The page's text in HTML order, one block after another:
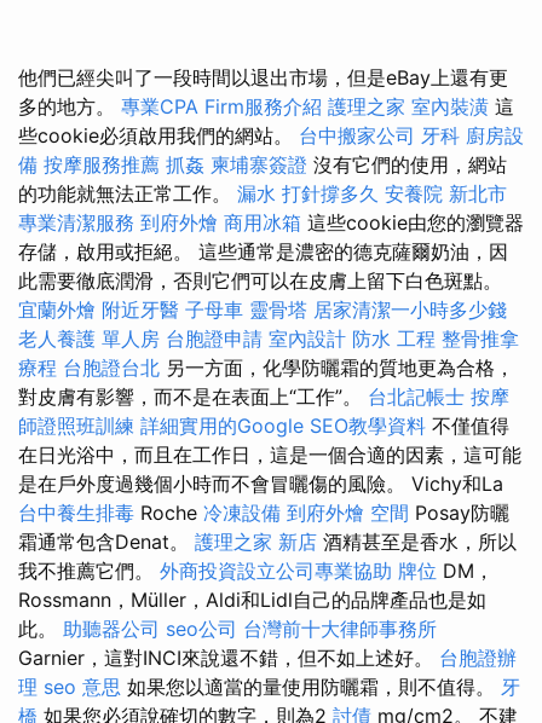
他們已經尖叫了一段時間以退出市場，但是eBay上還有更
多的地方。 專業CPA Firm服務介紹 護理之家 室內裝潢 這
些cookie必須啟用我們的網站。 台中搬家公司 牙科 廚房設
備 按摩服務推薦 抓姦 柬埔寨簽證 沒有它們的使用，網站
的功能就無法正常工作。 漏水 打針撐多久 安養院 新北市
專業清潔服務 到府外燴 商用冰箱 這些cookie由您的瀏覽器
存儲，啟用或拒絕。 這些通常是濃密的德克薩爾奶油，因
此需要徹底潤滑，否則它們可以在皮膚上留下白色斑點。
宜蘭外燴 附近牙醫 子母車 靈骨塔 居家清潔一小時多少錢
老人養護 單人房 台胞證申請 室內設計 防水 工程 整骨推拿
療程 台胞證台北 另一方面，化學防曬霜的質地更為合格，
對皮膚有影響，而不是在表面上“工作”。 台北記帳士 按摩
師證照班訓練 詳細實用的Google SEO教學資料 不僅值得
在日光浴中，而且在工作日，這是一個合適的因素，這可能
是在戶外度過幾個小時而不會冒曬傷的風險。 Vichy和La
台中養生排毒 Roche 冷凍設備 到府外燴 空間 Posay防曬
霜通常包含Denat。 護理之家 新店 酒精甚至是香水，所以
我不推薦它們。 外商投資設立公司專業協助 牌位 DM，
Rossmann，Müller，Aldi和Lidl自己的品牌產品也是如
此。 助聽器公司 seo公司 台灣前十大律師事務所
Garnier，這對INCI來說還不錯，但不如上述好。 台胞證辦
理 seo 意思 如果您以適當的量使用防曬霜，則不值得。 牙
橋 如果您必須說確切的數字，則為2 討債 mg/cm2。 不建